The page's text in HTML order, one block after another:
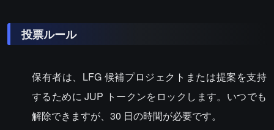
投票ルール
保有者は、LFG 候補プロジェクトまたは提案を支持
するために JUP トークンをロックします。いつでも
解除できますが、30 日の時間が必要です。